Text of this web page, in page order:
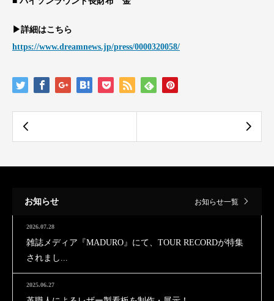
▶詳細はこちら
https://www.dreamnews.jp/press/0000320058/
お知らせ お知らせ一覧
2026.07.28
雑誌メディア『MADURO』にて、TOUR RECORDが特集
されまし...
2025.06.27